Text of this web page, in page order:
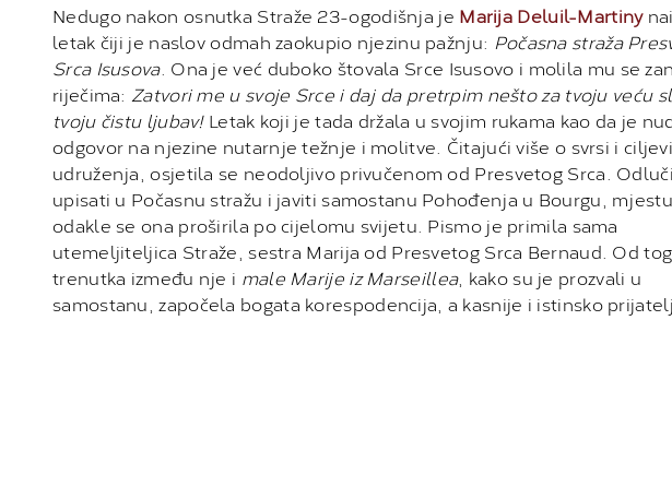
Nedugo nakon osnutka Straže 23-ogodišnja je Marija Deluil-Martiny
letak čiji je naslov odmah zaokupio njezinu pažnju: Počasna straža
Srca Isusova. Ona je već duboko štovala Srce Isusovo i molila mu se
riječima: Zatvori me u svoje Srce i daj da pretrpim nešto za tvoju veću
tvoju čistu ljubav! Letak koji je tada držala u svojim rukama kao da je
odgovor na njezine nutarnje težnje i molitve. Čitajući više o svrsi i
udruženja, osjetila se neodoljivo privučenom od Presvetog Srca.
upisati u Počasnu stražu i javiti samostanu Pohođenja u Bourgu, mjestu
odakle se ona proširila po cijelomu svijetu. Pismo je primila sama
utemeljiteljica Straže, sestra Marija od Presvetog Srca Bernaud. Od
trenutka između nje i male Marije iz Marseillea, kako su je prozvali u
samostanu, započela bogata korespodencija, a kasnije i istinsko